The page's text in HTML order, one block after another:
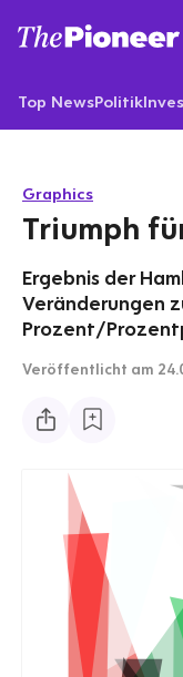
Top NewsPolitik
Graphics
Triumph
Ergebnis der
Veränderungen
Prozent/
Veröffentlicht am